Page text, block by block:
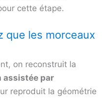
cette étape.
que les morceaux
on reconstruit la
assistée par
reproduit la géométrie